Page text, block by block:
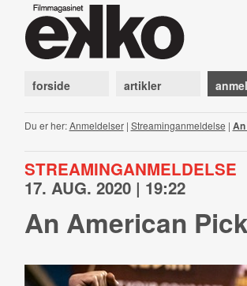
forside artikler
Du er her:Anmeldelser| Streaminganmeldelse |
STREAMINGANMELDELSE
17. AUG. 2020 | 19:22
An American